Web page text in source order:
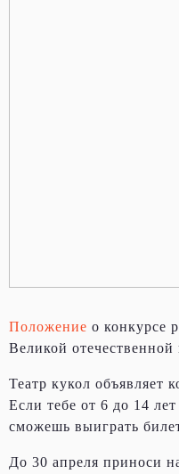
Положение о конкурсе
Великой отечественной
Театр кукол объявляет
Если тебе от 6 до 14
сможешь выиграть
До 30 апреля приноси